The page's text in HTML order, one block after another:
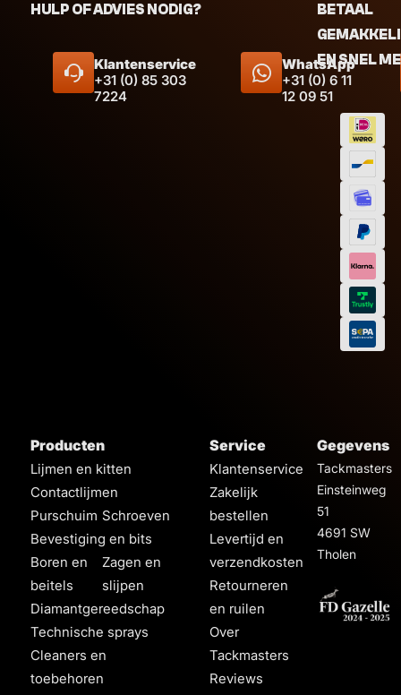
Inhoud
HULP OF ADVIES NODIG?
Klantenservice
+31 (0) 85 303
7224
WhatsApp
+31 (0) 6 11
12 09 51
BETAAL
EN SNEL
Producten
Lijmen en kitten
Contactlijmen
Purschuim Schroeven
Bevestiging en bits
Boren en
beitels
Zagen en
slijpen
Diamantgereedschap
Technische sprays
Cleaners en
toebehoren
Service
Klantenservice
Zakelijk
bestellen
Levertijd en
verzendkosten
Retourneren
en ruilen
Over
Tackmasters
Reviews
Gegevens
Tackmasters
Einsteinweg
51
4691 SW
Tholen